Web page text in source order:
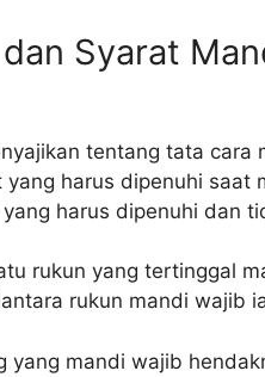
Syarat
tentang tata
yang harus dipenuhi saat
harus dipenuhi dan
rukun yang tertinggal
rukun mandi wajib
yang mandi wajib